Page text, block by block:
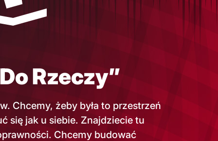
Rzeczy”
Chcemy, żeby była to przestrzeń
się jak u siebie. Znajdziecie tu
Chcemy budować